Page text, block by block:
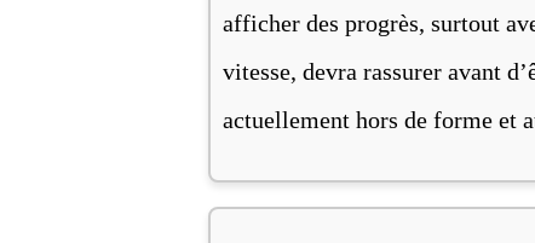
afficher des progrès, surtout
vitesse, devra rassurer avant
actuellement hors de forme et